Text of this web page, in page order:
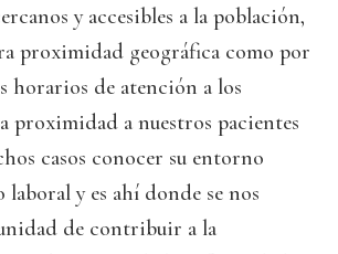
y accesibles a la población,
proximidad geográfica como por
horarios de atención a los
proximidad a nuestros pacientes
casos conocer su entorno
y es ahí donde se nos
de contribuir a la